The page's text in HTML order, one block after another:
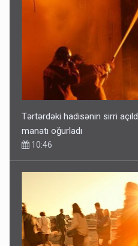
Tərtərdəki hadisənin sirri
manatı oğurladı
10:46